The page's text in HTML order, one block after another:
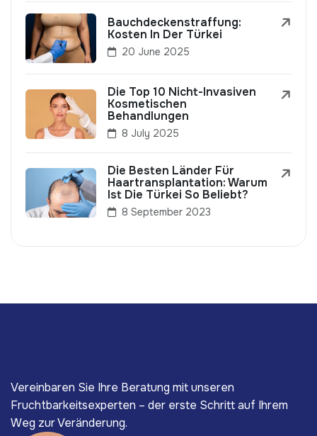
Bauchdeckenstraffung:
Kosten In Der Türkei
20 June 2025
Die Top 10 Nicht-Invasiven
Kosmetischen
Behandlungen
8 July 2025
Die Besten Länder Für
Haartransplantation: Warum
Ist Die Türkei So Beliebt?
8 September 2023
Vereinbaren Sie Ihre Beratung mit unseren
Fruchtbarkeitsexperten – der erste Schritt auf Ihrem
Weg zur Veränderung.